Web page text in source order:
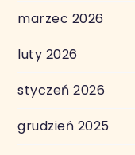
marzec 2026
luty 2026
styczeń 2026
grudzień 2025